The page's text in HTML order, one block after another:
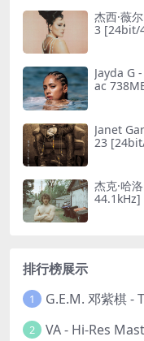
杰西·薇
3 [24bit/
Jayda G
ac
Janet
23
杰克·哈
44.1kHz]
排行榜展示
1
2